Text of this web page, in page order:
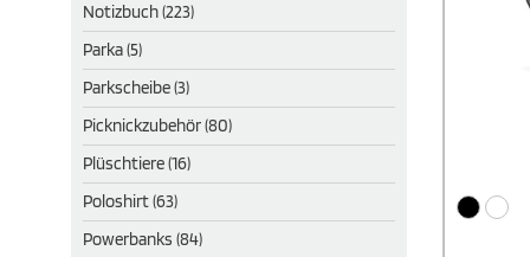
Notizbuch (223)
Parka (5)
Parkscheibe (3)
Picknickzubehör (80)
Plüschtiere (16)
Poloshirt (63)
Powerbanks (84)